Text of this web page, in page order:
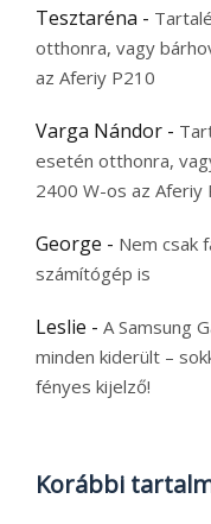
Tesztaréna -
otthonra, vagy
az Aferiy P210
Varga Nándor -
esetén otthonra,
2400 W-os az Aferiy
George - Nem csak
számítógép is
Leslie - A Samsung
minden kiderült –
fényes kijelző!
Korábbi